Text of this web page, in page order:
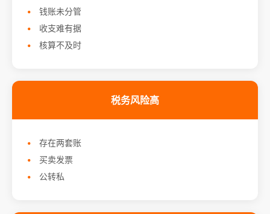
钱账未分管
收支难有据
核算不及时
税务风险高
存在两套账
买卖发票
公转私